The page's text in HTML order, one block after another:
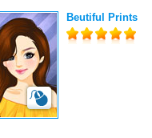
Beutiful Prints